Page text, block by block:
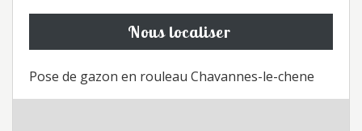
Nous localiser
Pose de gazon en rouleau Chavannes-le-chene